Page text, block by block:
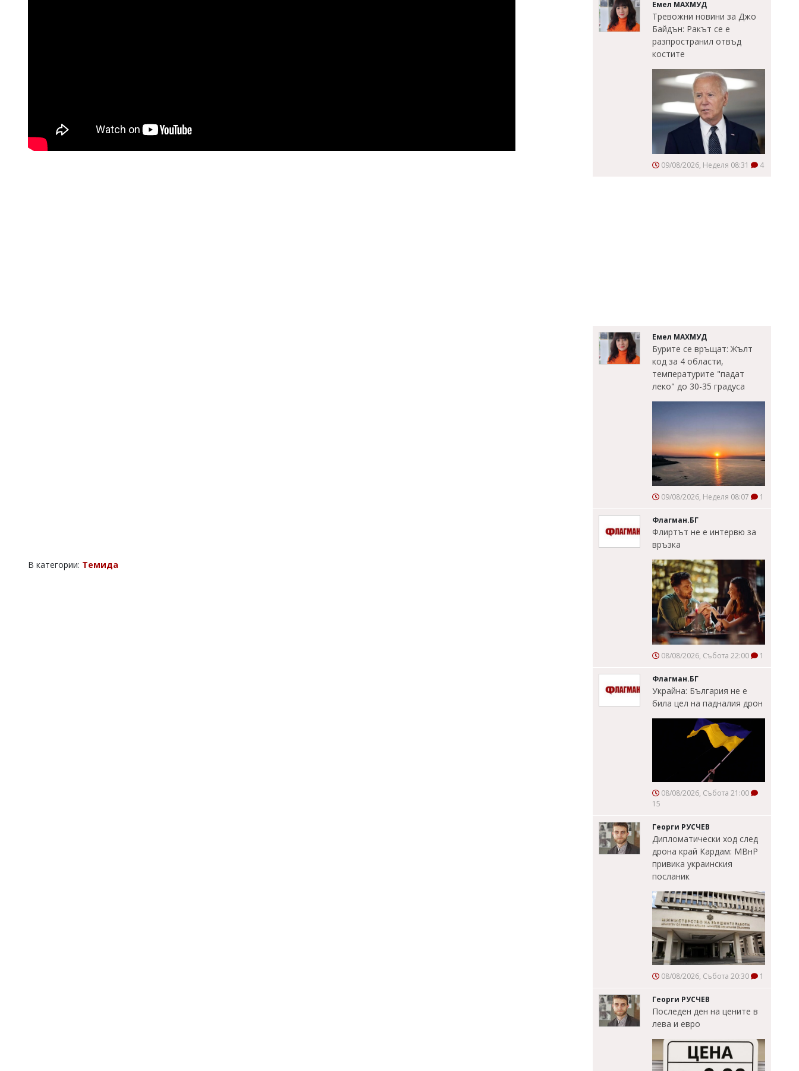
В категории: Темида
Емел МАХМУД
Тревожни новини за Джо
Байдън: Ракът се е
разпространил отвъд
костите
09/08/2026, Неделя 08:31 4
Емел МАХМУД
Бурите се връщат: Жълт
код за 4 области,
температурите "падат
леко" до 30-35 градуса
09/08/2026, Неделя 08:07 1
Флагман.БГ
Флиртът не е интервю за
връзка
08/08/2026, Събота 22:00 1
Флагман.БГ
Украйна: България не е
била цел на падналия дрон
08/08/2026, Събота 21:00
15
Георги РУСЧЕВ
Дипломатически ход след
дрона край Кардам: МВнР
привика украинския
посланик
08/08/2026, Събота 20:30 1
Георги РУСЧЕВ
Последен ден на цените в
лева и евро